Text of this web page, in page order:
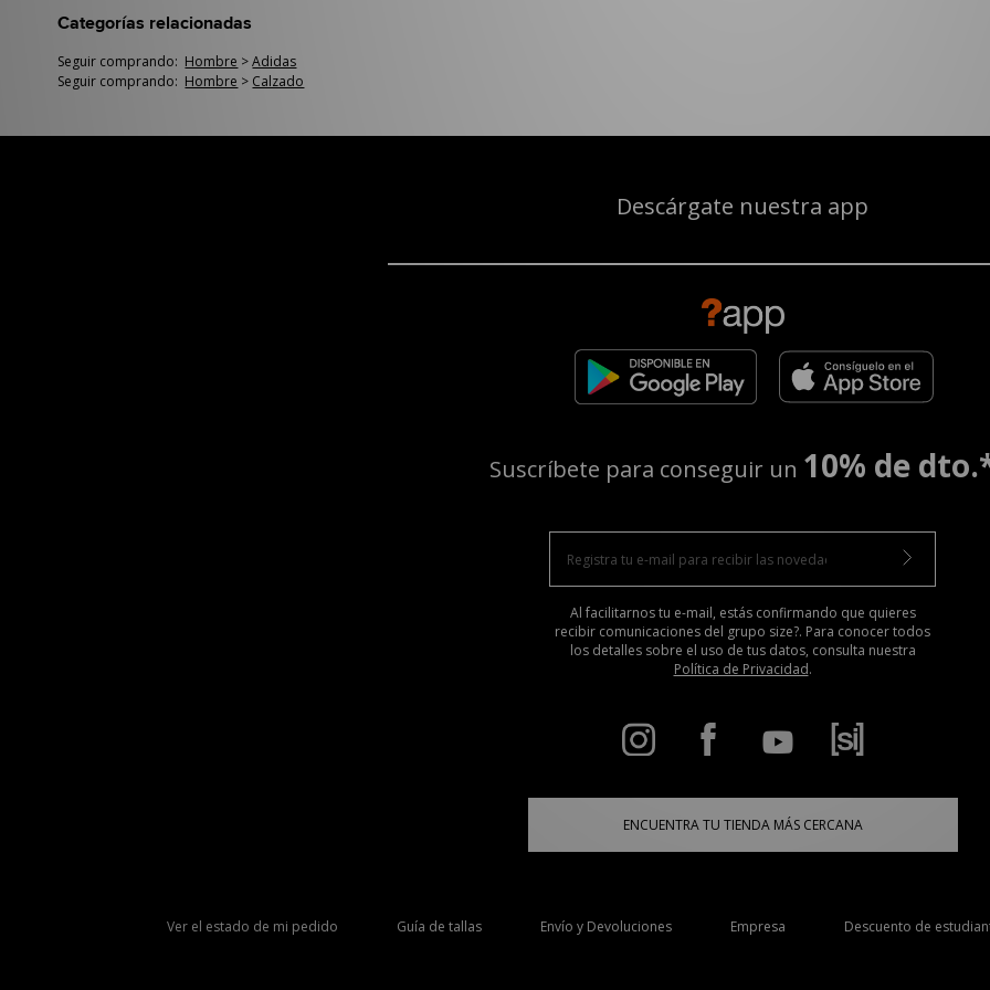
Categorías relacionadas
Seguir comprando: Hombre >Adidas
Seguir comprando: Hombre > Calzado
Descárgate nuestra app
Suscríbete para conseguir un 10% de
Al facilitarnos tu e-mail, estás confirmando que quieres
recibir comunicaciones del grupo size?. Para conocer todos
los detalles sobre el uso de tus datos, consulta nuestra
Política de Privacidad.
ENCUENTRA TU TIENDA MÁS CERCANA
Ver el estado de mi pedido Guía de tallas Envío y Devoluciones Empresa Descuento de